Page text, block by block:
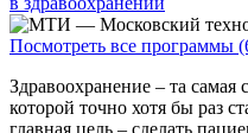
Посмотреть все программы
Здравоохранение – та самая
которой точно хотя бы раз